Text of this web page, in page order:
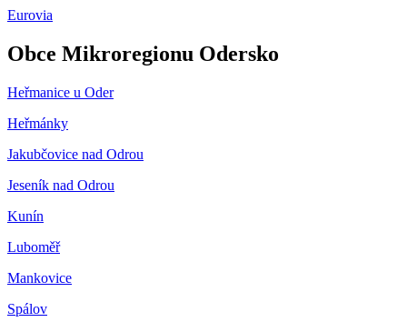
Eurovia
Obce Mikroregionu Odersko
Heřmanice u Oder
Heřmánky
Jakubčovice nad Odrou
Jeseník nad Odrou
Kunín
Luboměř
Mankovice
Spálov